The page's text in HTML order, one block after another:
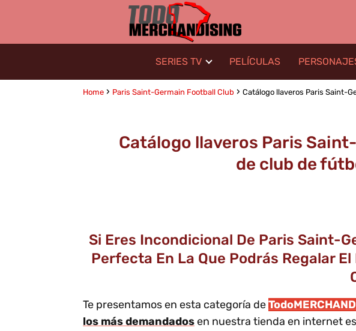
SERIES TV PELÍCULAS
Home Paris Saint-Germain Football Club Catálogo llaveros Paris Saint-
Catálogo llaveros Paris
de club de
Si Eres Incondicional De Paris Saint-
Perfecta En La Que Podrás Regalar
Te presentamos en esta categoría de
los más demandadosen nuestra tienda en internet